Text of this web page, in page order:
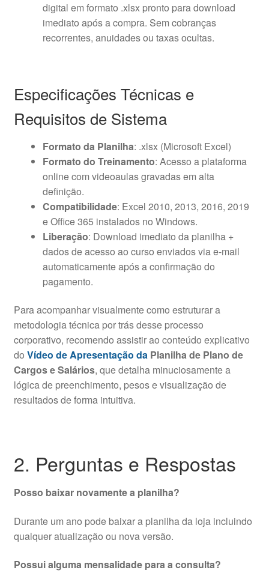
digital em formato .xlsx pronto para download
imediato após a compra. Sem cobranças
recorrentes, anuidades ou taxas ocultas.
Especificações Técnicas e
Requisitos de Sistema
Formato da Planilha: .xlsx (Microsoft Excel)
Formato do Treinamento: Acesso a plataforma
online com videoaulas gravadas em alta
definição.
Compatibilidade: Excel 2010, 2013, 2016, 2019
e Office 365 instalados no Windows.
Liberação: Download imediato da planilha +
dados de acesso ao curso enviados via e-mail
automaticamente após a confirmação do
pagamento.
Para acompanhar visualmente como estruturar a
metodologia técnica por trás desse processo
corporativo, recomendo assistir ao conteúdo explicativo
do Vídeo de Apresentação daPlanilha de Plano de
Cargos e Salários, que detalha minuciosamente a
lógica de preenchimento, pesos e visualização de
resultados de forma intuitiva.
2. Perguntas e Respostas
Posso baixar novamente a planilha?
Durante um ano pode baixar a planilha da loja incluindo
qualquer atualização ou nova versão.
Possui alguma mensalidade para a consulta?